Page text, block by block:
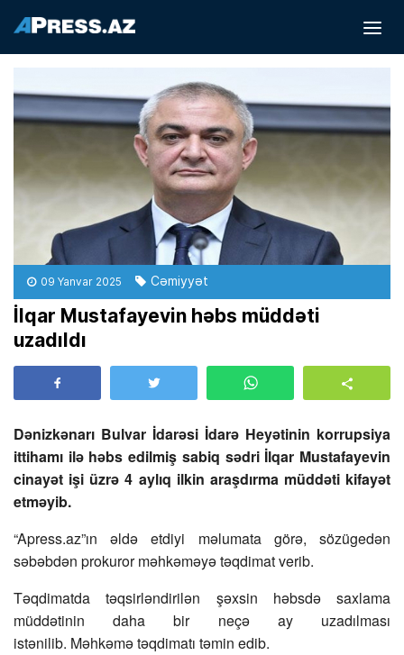
09 Yanvar 2025 Cəmiyyət
İlqar Mustafayevin həbs müddəti
uzadıldı
Dənizkənarı Bulvar İdarəsi İdarə Heyətinin korrupsiya
ittihamı ilə həbs edilmiş sabiq sədri İlqar Mustafayevin
cinayət işi üzrə 4 aylıq ilkin araşdırma müddəti kifayət
etməyib.
“Apress.az”ın əldə etdiyi məlumata görə, sözügedən
səbəbdən prokuror məhkəməyə təqdimat verib.
Təqdimatda təqsirləndirilən şəxsin həbsdə saxlama
müddətinin daha bir neçə ay uzadılması
istənilib. Məhkəmə təqdimatı təmin edib.